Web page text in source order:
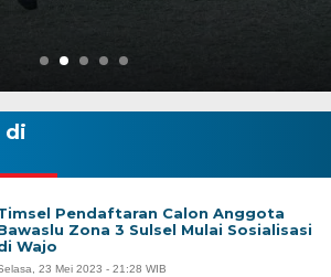
di
Pendaftaran Calon Anggota
Zona 3 Sulsel Mulai Sosialisasi
Wajo
23 Mei 2023 - 21:28 WIB